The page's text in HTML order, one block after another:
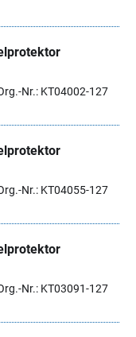
Nr.: KT04002-127
Nr.: KT04055-127
Nr.: KT03091-127